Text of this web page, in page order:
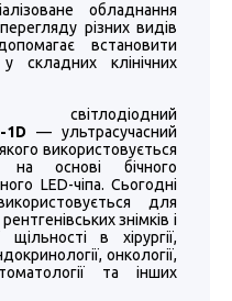
обладнання
різних видів
встановити
складних клінічних
1D — ультрасучасний
використовується
на основі бічного
LED-чіпа. Сьогодні
для
знімків і
в хірургії,
онкології,
та інших